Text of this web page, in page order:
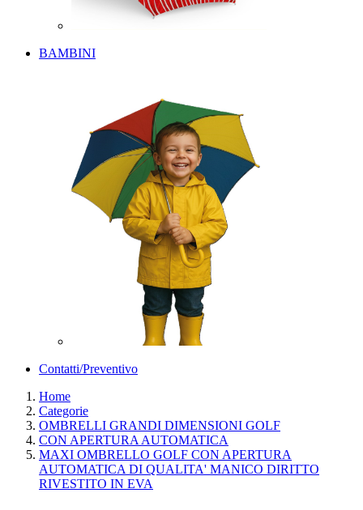
BAMBINI
Contatti/Preventivo
Home
Categorie
OMBRELLI GRANDI DIMENSIONI GOLF
CON APERTURA AUTOMATICA
MAXI OMBRELLO GOLF CON APERTURA
AUTOMATICA DI QUALITA' MANICO DIRITTO
RIVESTITO IN EVA